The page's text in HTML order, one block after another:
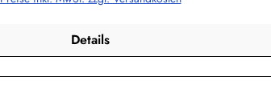
Details